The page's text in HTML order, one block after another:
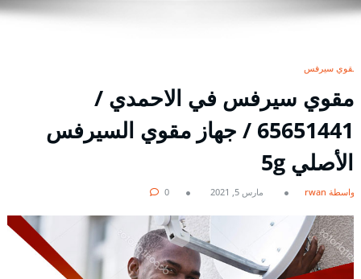
مقوي سيرفس
مقوي سيرفس في الاحمدي /
65651441 / جهاز مقوي السيرفس
الأصلي 5g
بواسطة rwan مارس 5, 2021 0